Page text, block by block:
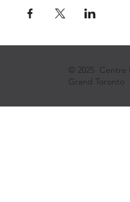
© 2025 Centre
Grand Toronto